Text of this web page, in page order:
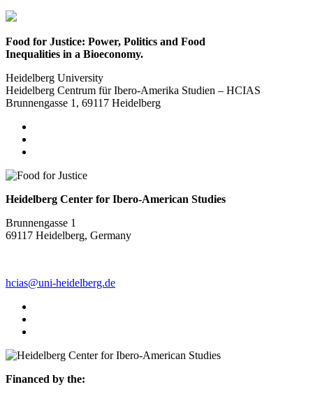
Food for Justice: Power, Politics and Food
Inequalities in a Bioeconomy.
Heidelberg University
Heidelberg Centrum für Ibero-Amerika Studien – HCIAS
Brunnengasse 1, 69117 Heidelberg
Heidelberg Center for Ibero-American Studies
Brunnengasse 1
69117 Heidelberg, Germany
hcias@uni-heidelberg.de
Financed by the: